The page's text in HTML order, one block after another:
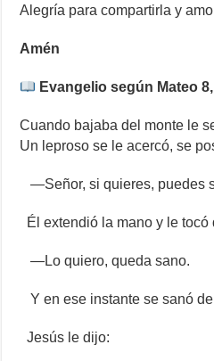
Alegría para compartirla y
Amén
Evangelio según Mateo
Cuando bajaba del monte le
Un leproso se le acercó, se
—Señor, si quieres, puedes
Él extendió la mano y le tocó
—Lo quiero, queda sano.
Y en ese instante se sanó
Jesús le dijo: